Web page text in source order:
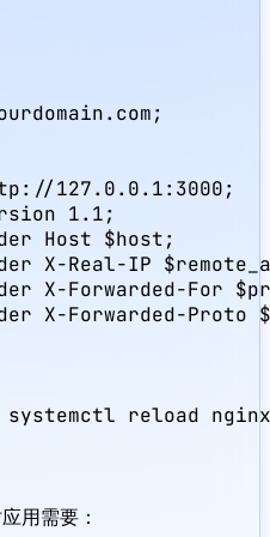
127.0.0.1:3000;
1.1;
Host $host;
X-Real-IP
X-Forwarded-For
X-Forwarded-Proto
systemctl reload nginx
用需要：